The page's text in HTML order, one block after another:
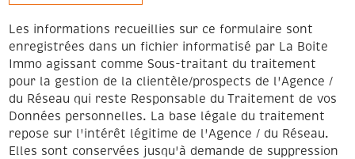
Les informations recueillies sur ce formulaire sont
enregistrées dans un fichier informatisé par La Boite
Immo agissant comme Sous-traitant du traitement
pour la gestion de la clientèle/prospects de l'Agence /
du Réseau qui reste Responsable du Traitement de vos
Données personnelles. La base légale du traitement
repose sur l'intérêt légitime de l'Agence / du Réseau.
Elles sont conservées jusqu'à demande de suppression